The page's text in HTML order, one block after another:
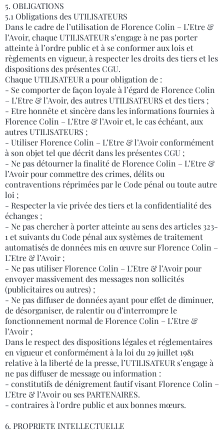
5. OBLIGATIONS
5.1 Obligations des UTILISATEURS
Dans le cadre de l’utilisation de Florence Colin – L’Etre &
l’Avoir, chaque UTILISATEUR s’engage à ne pas porter
atteinte à l’ordre public et à se conformer aux lois et
règlements en vigueur, à respecter les droits des tiers et les
dispositions des présentes CGU.
Chaque UTILISATEUR a pour obligation de :
- Se comporter de façon loyale à l’égard de Florence Colin
– L’Etre & l’Avoir, des autres UTILISATEURS et des tiers ;
- Etre honnête et sincère dans les informations fournies à
Florence Colin – L’Etre & l’Avoir et, le cas échéant, aux
autres UTILISATEURS ;
- Utiliser Florence Colin – L’Etre & l’Avoir conformément
à son objet tel que décrit dans les présentes CGU ;
- Ne pas détourner la finalité de Florence Colin – L’Etre &
l’Avoir pour commettre des crimes, délits ou
contraventions réprimées par le Code pénal ou toute autre
loi ;
- Respecter la vie privée des tiers et la confidentialité des
échanges ;
- Ne pas chercher à porter atteinte au sens des articles 323-
1 et suivants du Code pénal aux systèmes de traitement
automatisés de données mis en œuvre sur Florence Colin –
L’Etre & l’Avoir ;
- Ne pas utiliser Florence Colin – L’Etre & l’Avoir pour
envoyer massivement des messages non sollicités
(publicitaires ou autres) ;
- Ne pas diffuser de données ayant pour effet de diminuer,
de désorganiser, de ralentir ou d’interrompre le
fonctionnement normal de Florence Colin – L’Etre &
l’Avoir ;
Dans le respect des dispositions légales et réglementaires
en vigueur et conformément à la loi du 29 juillet 1981
relative à la liberté de la presse, l’UTILISATEUR s’engage à
ne pas diffuser de message ou information :
- constitutifs de dénigrement fautif visant Florence Colin –
L’Etre & l’Avoir ou ses PARTENAIRES.
- contraires à l'ordre public et aux bonnes mœurs.
6. PROPRIETE INTELLECTUELLE